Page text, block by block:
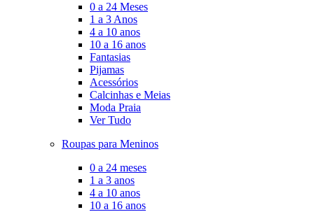
0 a 24 Meses
1 a 3 Anos
4 a 10 anos
10 a 16 anos
Fantasias
Pijamas
Acessórios
Calcinhas e Meias
Moda Praia
Ver Tudo
Roupas para Meninos
0 a 24 meses
1 a 3 anos
4 a 10 anos
10 a 16 anos